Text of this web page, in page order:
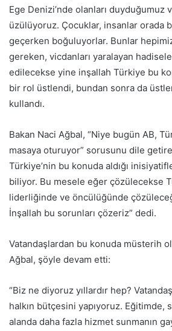
Ege Denizi’nde olanları duyduğumuz
üzülüyoruz. Çocuklar, insanlar orada
geçerken boğuluyorlar. Bunlar
gereken, vicdanları yaralayan
edilecekse yine inşallah Türkiye bu
bir rol üstlendi, bundan sonra da
kullandı.
Bakan Naci Ağbal, “Niye bugün AB,
masaya oturuyor” sorusunu dile
Türkiye’nin bu konuda aldığı
biliyor. Bu mesele eğer çözülecekse
liderliğinde ve öncülüğünde
İnşallah bu sorunları çözeriz” dedi.
Vatandaşlardan bu konuda müsterih
Ağbal, şöyle devam etti:
“Biz ne diyoruz yıllardır hep?
halkın bütçesini yapıyoruz. Eğitimde,
alanda daha fazla hizmet sunmanın